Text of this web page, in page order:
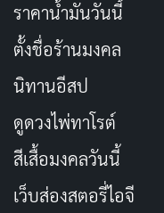
ราคาน้ำมันวันนี้
ตั้งชื่อร้านมงคล
นิทานอีสป
ดูดวงไพ่ทาโรต์
สีเสื้อมงคลวันนี้
เว็บส่องสตอรี่ไอจี